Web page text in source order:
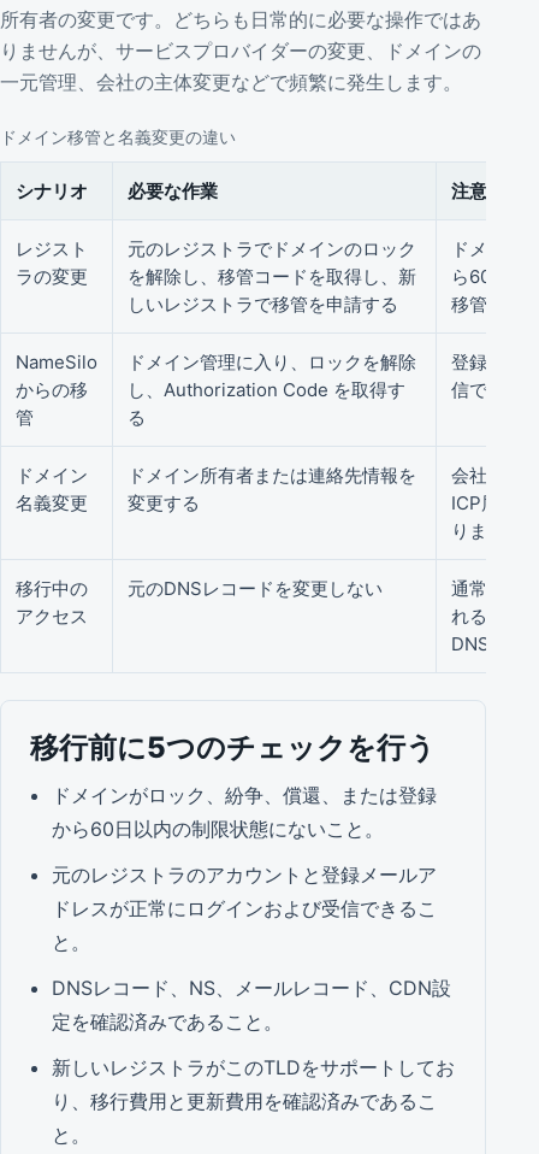
所有者の変更です。どちらも日常的に必要な操作ではあ
りませんが、サービスプロバイダーの変更、ドメインの
一元管理、会社の主体変更などで頻繁に発生します。
ドメイン移管と名義変更の違い
シナリオ 必要な作業 注意事項
レジスト
ラの変更
元のレジストラでドメインのロック
を解除し、移管コードを取得し、新
しいレジストラで移管を申請する
ドメイン
ら60日以
移管中は
NameSilo
からの移
管
ドメイン管理に入り、ロックを解除
し、Authorization Code を取得す
る
登録メー
信できる
ドメイン
名義変更
ドメイン所有者または連絡先情報を
変更する
会社主体
ICP届出
ります。
移行中の
アクセス
元のDNSレコードを変更しない
通常のレ
れること
DNS設定
移行前に5つのチェックを行う
ドメインがロック、紛争、償還、または登録
から60日以内の制限状態にないこと。
元のレジストラのアカウントと登録メールア
ドレスが正常にログインおよび受信できるこ
と。
DNSレコード、NS、メールレコード、CDN設
定を確認済みであること。
新しいレジストラがこのTLDをサポートしてお
り、移行費用と更新費用を確認済みであるこ
と。